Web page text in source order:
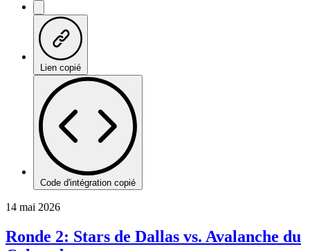
Lien copié
Code d'intégration copié
14 mai 2026
Ronde 2: Stars de Dallas vs. Avalanche du